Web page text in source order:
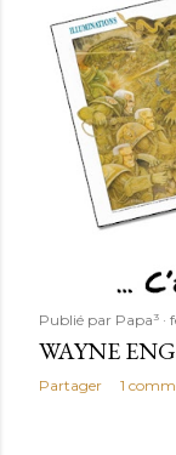
Publié par Papa³
WAYNE
Partager 1